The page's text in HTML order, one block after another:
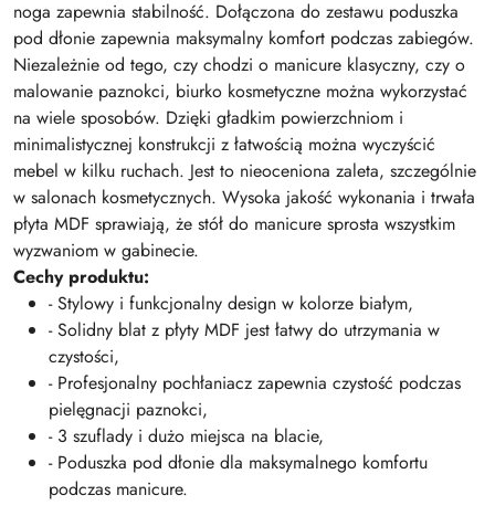
noga zapewnia stabilność. Dołączona do zestawu poduszka
pod dłonie zapewnia maksymalny komfort podczas zabiegów.
Niezależnie od tego, czy chodzi o manicure klasyczny, czy o
malowanie paznokci, biurko kosmetyczne można wykorzystać
na wiele sposobów. Dzięki gładkim powierzchniom i
minimalistycznej konstrukcji z łatwością można wyczyścić
mebel w kilku ruchach. Jest to nieoceniona zaleta, szczególnie
w salonach kosmetycznych. Wysoka jakość wykonania i trwała
płyta MDF sprawiają, że stół do manicure sprosta wszystkim
wyzwaniom w gabinecie.
Cechy produktu:
- Stylowy i funkcjonalny design w kolorze białym,
- Solidny blat z płyty MDF jest łatwy do utrzymania w
czystości,
- Profesjonalny pochłaniacz zapewnia czystość podczas
pielęgnacji paznokci,
- 3 szuflady i dużo miejsca na blacie,
- Poduszka pod dłonie dla maksymalnego komfortu
podczas manicure.